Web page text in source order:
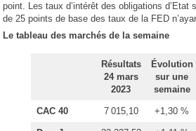
point. Les taux d’intérêt des obligations
de 25 points de base des taux de la FED
Le tableau des marchés de la semaine
Résultats
24 mars
2023
Évolution
sur une
semaine
CAC 40 7 015,10 +1,30 %